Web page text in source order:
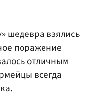
шедевра взялись
поражение
отличным
всегда